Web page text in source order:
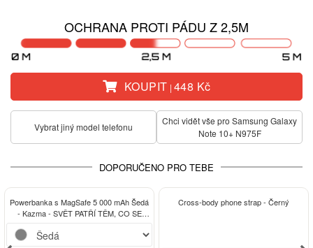
OCHRANA PROTI PÁDU Z 2,5M
KOUPIT | 448 Kč
Vybrat jiný model telefonu
Chci vidět vše pro Samsung Galaxy
Note 10+ N975F
DOPORUČENO PRO TEBE
Powerbanka s MagSafe 5 000 mAh Šedá
- Kazma - SVĚT PATŘÍ TĚM, CO SE
Cross-body phone strap - Černý